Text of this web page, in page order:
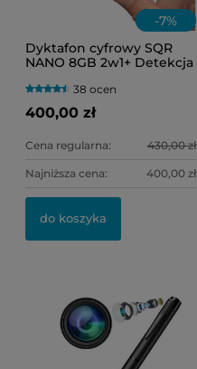
-7%
Dyktafon cyfrowy SQR
NANO 8GB 2w1+ Detekcja
Rozmiar)38 ocen
400,00 zł
Cena regularna: 430,00 zł
Najniższa cena: 400,00 zł
do koszyka